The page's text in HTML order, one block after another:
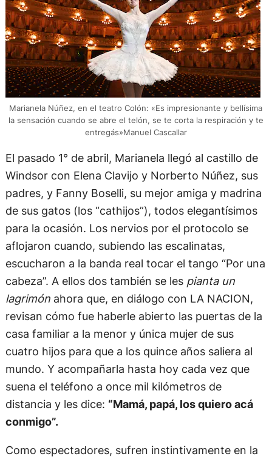
Marianela Núñez, en el teatro Colón: «Es impresionante y bellísima
la sensación cuando se abre el telón, se te corta la respiración y te
entregás»Manuel Cascallar
El pasado 1° de abril, Marianela llegó al castillo de
Windsor con Elena Clavijo y Norberto Núñez, sus
padres, y Fanny Boselli, su mejor amiga y madrina
de sus gatos (los “cathijos”), todos elegantísimos
para la ocasión. Los nervios por el protocolo se
aflojaron cuando, subiendo las escalinatas,
escucharon a la banda real tocar el tango “Por una
cabeza”. A ellos dos también se lespianta un
lagrimónahora que, en diálogo con LA NACION,
revisan cómo fue haberle abierto las puertas de la
casa familiar a la menor y única mujer de sus
cuatro hijos para que a los quince años saliera al
mundo. Y acompañarla hasta hoy cada vez que
suena el teléfono a once mil kilómetros de
distancia y les dice: “Mamá, papá, los quiero acá
conmigo”.
Como espectadores, sufren instintivamente en la